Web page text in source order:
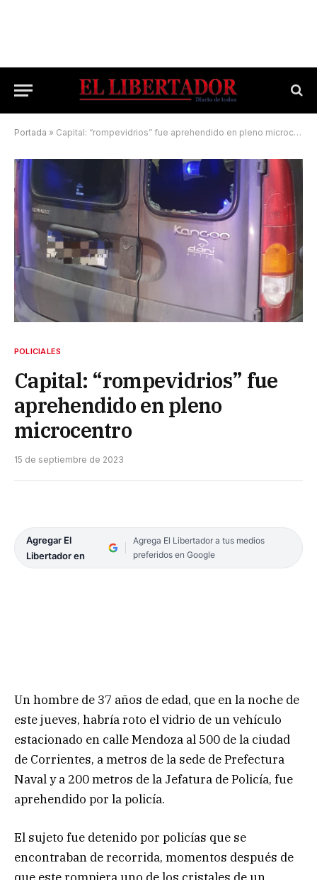
Portada » Capital: “rompevidrios” fue aprehendido en pleno microcentro
POLICIALES
Capital: “rompevidrios” fue
aprehendido en pleno
microcentro
15 de septiembre de 2023
Agregar El
Libertador en
Agrega El Libertador a tus medios
preferidos en Google
Un hombre de 37 años de edad, que en la noche de
este jueves, habría roto el vidrio de un vehículo
estacionado en calle Mendoza al 500 de la ciudad
de Corrientes, a metros de la sede de Prefectura
Naval y a 200 metros de la Jefatura de Policía, fue
aprehendido por la policía.
El sujeto fue detenido por policías que se
encontraban de recorrida, momentos después de